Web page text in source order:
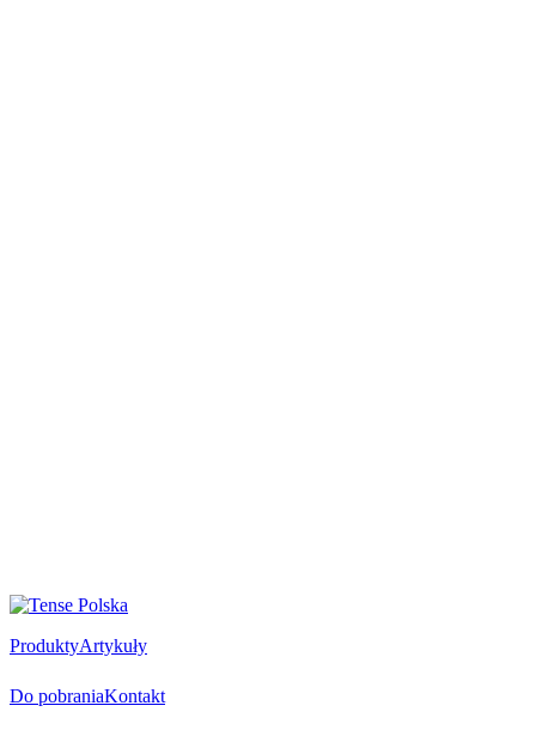
ProduktyArtykuły
Do pobraniaKontakt